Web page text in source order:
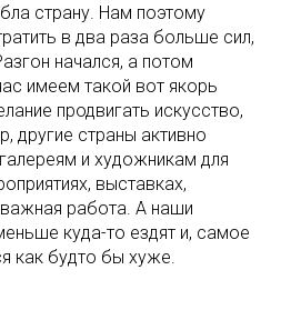
страну. Нам поэтому
в два раза больше сил,
начался, а потом
имеем такой вот якорь
продвигать искусство,
другие страны активно
и художникам для
выставках,
работа. А наши
куда-то ездят и, самое
как будто бы хуже.